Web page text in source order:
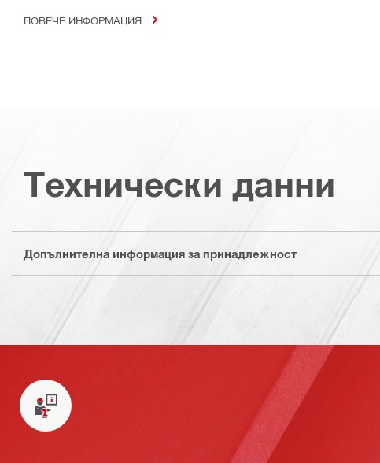
ПОВЕЧЕ ИНФОРМАЦИЯ
Технически данни
Допълнителна информация за принадлежност